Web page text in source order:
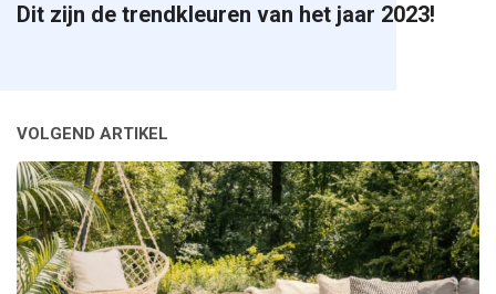
Dit zijn de trendkleuren van het jaar 2023!
VOLGEND ARTIKEL